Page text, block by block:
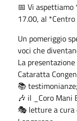
📅 Vi
17.00, al
Un pomeriggio
voci che
La
Cataratta
📚 testimonianze;
🎶 il _Coro Mani
🎭 letture a cura